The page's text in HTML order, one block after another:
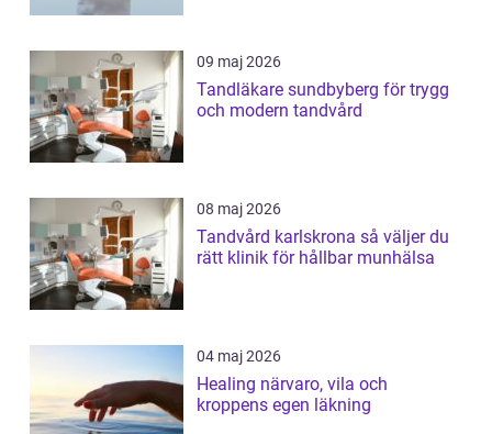
09 maj 2026
Tandläkare sundbyberg för trygg
och modern tandvård
08 maj 2026
Tandvård karlskrona så väljer du
rätt klinik för hållbar munhälsa
04 maj 2026
Healing närvaro, vila och
kroppens egen läkning